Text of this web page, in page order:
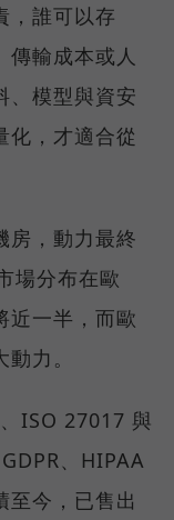
，誰可以存
傳輸成本或人
、模型與資安
化，才適合從
房，動力最終
場分布在歐
近一半，而歐
力。
ISO 27017 與
、HIPAA
至今，已售出